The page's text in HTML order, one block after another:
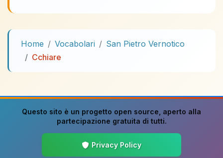
Home Vocabolari
San Pietro Vernotico
Cchiare
Questo sito è un progetto open source , aperto alla
partecipazione gratuita di tutti.
Privacy Policy